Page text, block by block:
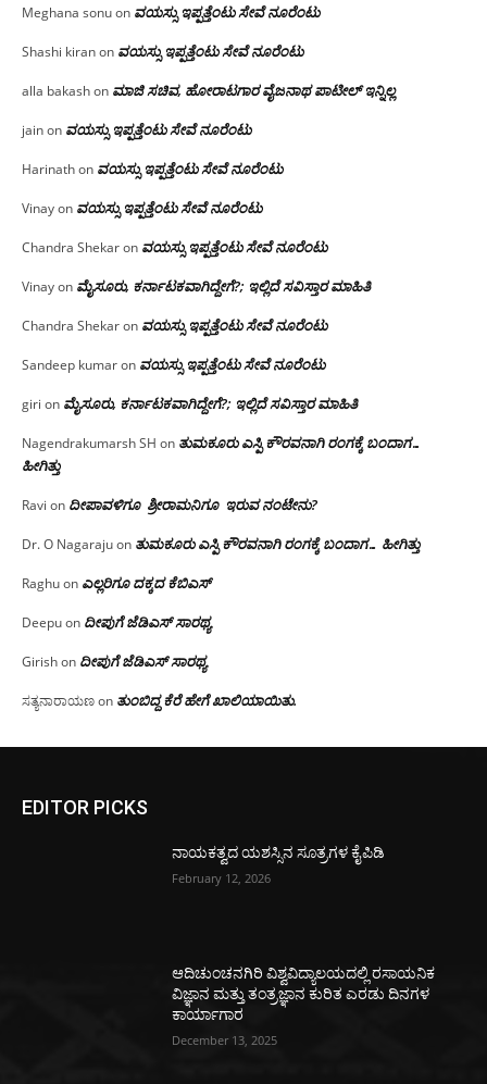
Meghana sonuon ವಯಸ್ಸು ಇಪ್ಪತ್ತೆಂಟು ಸೇವೆ ನೂರೆಂಟು
Shashi kiranon ವಯಸ್ಸು ಇಪ್ಪತ್ತೆಂಟು ಸೇವೆ ನೂರೆಂಟು
alla bakashon ಮಾಜಿ ಸಚಿವ, ಹೋರಾಟಗಾರ ವೈಜನಾಥ ಪಾಟೀಲ್ ಇನ್ನಿಲ್ಲ
jainon ವಯಸ್ಸು ಇಪ್ಪತ್ತೆಂಟು ಸೇವೆ ನೂರೆಂಟು
Harinathon ವಯಸ್ಸು ಇಪ್ಪತ್ತೆಂಟು ಸೇವೆ ನೂರೆಂಟು
Vinayon ವಯಸ್ಸು ಇಪ್ಪತ್ತೆಂಟು ಸೇವೆ ನೂರೆಂಟು
Chandra Shekaron ವಯಸ್ಸು ಇಪ್ಪತ್ತೆಂಟು ಸೇವೆ ನೂರೆಂಟು
Vinayon ಮೈಸೂರು, ಕರ್ನಾಟಕವಾಗಿದ್ದೇಗೆ?; ಇಲ್ಲಿದೆ ಸವಿಸ್ತಾರ ಮಾಹಿತಿ
Chandra Shekaron ವಯಸ್ಸು ಇಪ್ಪತ್ತೆಂಟು ಸೇವೆ ನೂರೆಂಟು
Sandeep kumaron ವಯಸ್ಸು ಇಪ್ಪತ್ತೆಂಟು ಸೇವೆ ನೂರೆಂಟು
giri on ಮೈಸೂರು, ಕರ್ನಾಟಕವಾಗಿದ್ದೇಗೆ?; ಇಲ್ಲಿದೆ ಸವಿಸ್ತಾರ ಮಾಹಿತಿ
Nagendrakumarsh SH on ತುಮಕೂರು ಎಸ್ಪಿ ಕೌರವನಾಗಿ ರಂಗಕ್ಕೆ ಬಂದಾಗ…
ಹೀಗಿತ್ತು
Ravi on ದೀಪಾವಳಿಗೂ ಶ್ರೀರಾಮನಿಗೂ ಇರುವ ನಂಟೇನು?
Dr. O Nagarajuon ತುಮಕೂರು ಎಸ್ಪಿ ಕೌರವನಾಗಿ ರಂಗಕ್ಕೆ ಬಂದಾಗ… ಹೀಗಿತ್ತು
Raghuon ಎಲ್ಲರಿಗೂ ದಕ್ಕದ ಕೆಬಿಎಸ್
Deepuon ದೀಪುಗೆ ಜೆಡಿಎಸ್ ಸಾರಥ್ಯ
Girishon ದೀಪುಗೆ ಜೆಡಿಎಸ್ ಸಾರಥ್ಯ
ಸತ್ಯನಾರಾಯಣon ತುಂಬಿದ್ದ ಕೆರೆ ಹೇಗೆ ಖಾಲಿಯಾಯಿತು.
EDITOR PICKS
ನಾಯಕತ್ವದ ಯಶಸ್ಸಿನ ಸೂತ್ರಗಳ ಕೈಪಿಡಿ
February 12, 2026
ಆದಿಚುಂಚನಗಿರಿ ವಿಶ್ವವಿದ್ಯಾಲಯದಲ್ಲಿ ರಸಾಯನಿಕ
ವಿಜ್ಞಾನ ಮತ್ತು ತಂತ್ರಜ್ಞಾನ ಕುರಿತ ಎರಡು ದಿನಗಳ
ಕಾರ್ಯಾಗಾರ
December 13, 2025